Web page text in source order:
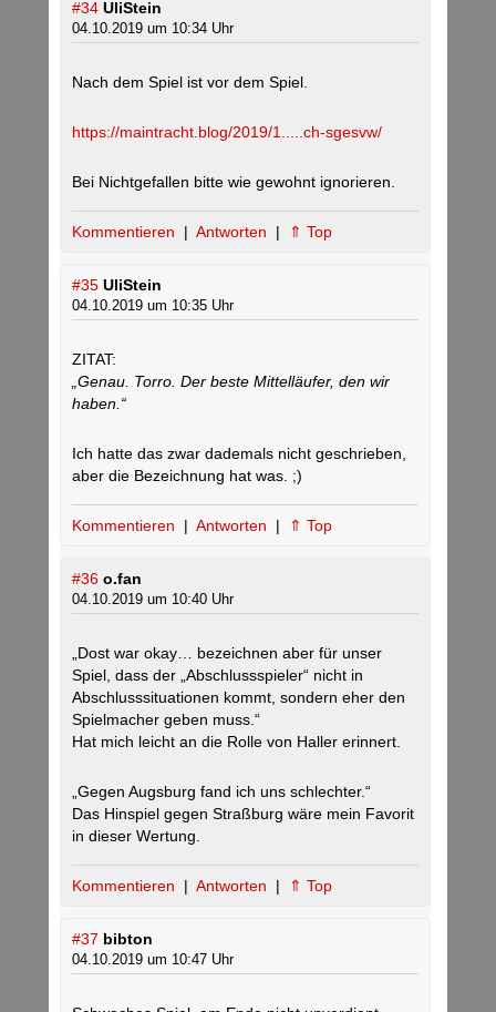
#34 UliStein
04.10.2019 um 10:34 Uhr
Nach dem Spiel ist vor dem Spiel.
https://maintracht.blog/2019/1.....ch-sgesvw/
Bei Nichtgefallen bitte wie gewohnt ignorieren.
Kommentieren | Antworten | ⇑ Top
#35 UliStein
04.10.2019 um 10:35 Uhr
ZITAT:
„Genau. Torro. Der beste Mittelläufer, den wir
haben.“
Ich hatte das zwar dademals nicht geschrieben,
aber die Bezeichnung hat was. ;)
Kommentieren | Antworten | ⇑ Top
#36 o.fan
04.10.2019 um 10:40 Uhr
„Dost war okay… bezeichnen aber für unser
Spiel, dass der „Abschlussspieler“ nicht in
Abschlusssituationen kommt, sondern eher den
Spielmacher geben muss.“
Hat mich leicht an die Rolle von Haller erinnert.
„Gegen Augsburg fand ich uns schlechter.“
Das Hinspiel gegen Straßburg wäre mein Favorit
in dieser Wertung.
Kommentieren | Antworten | ⇑ Top
#37 bibton
04.10.2019 um 10:47 Uhr